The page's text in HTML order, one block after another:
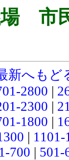
市
新へもど
2800 |
2300 |
1800 |
|
700 |